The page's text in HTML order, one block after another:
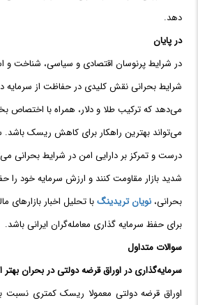
دهد.
در پایان
در شرایط پرنوسان اقتصادی و سیاسی، شناخت و
شرایط بحرانی نقش کلیدی در حفاظت از سرمایه
می‌دهد که ترکیب طلا و دلار، همراه با اختصاص
می‌تواند بهترین راهکار برای کاهش ریسک باشد.
درست و تمرکز بر دارایی امن در شرایط بحرانی
شدید بازار مقاومت کنند و ارزش سرمایه خود را
بحرانی، نویان تریدینگبا تحلیل اخبار
برای حفظ سرمایه گذاری معامله‌گران ایرانی باشد.
سوالات متداول
سرمایه‌گذاری در اوراق قرضه دولتی در بحران
اوراق قرضه دولتی معمولا ریسک کمتری نسبت